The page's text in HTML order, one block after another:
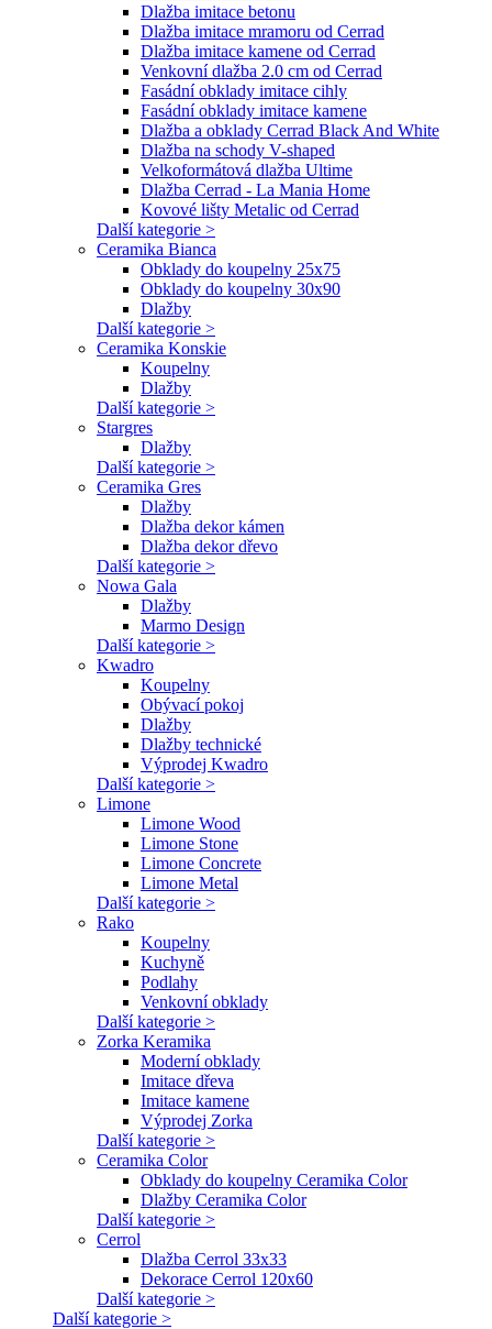
Dlažba imitace betonu
Dlažba imitace mramoru od Cerrad
Dlažba imitace kamene od Cerrad
Venkovní dlažba 2.0 cm od Cerrad
Fasádní obklady imitace cihly
Fasádní obklady imitace kamene
Dlažba a obklady Cerrad Black And White
Dlažba na schody V-shaped
Velkoformátová dlažba Ultime
Dlažba Cerrad - La Mania Home
Kovové lišty Metalic od Cerrad
Další kategorie >
Ceramika Bianca
Obklady do koupelny 25x75
Obklady do koupelny 30x90
Dlažby
Další kategorie >
Ceramika Konskie
Koupelny
Dlažby
Další kategorie >
Stargres
Dlažby
Další kategorie >
Ceramika Gres
Dlažby
Dlažba dekor kámen
Dlažba dekor dřevo
Další kategorie >
Nowa Gala
Dlažby
Marmo Design
Další kategorie >
Kwadro
Koupelny
Obývací pokoj
Dlažby
Dlažby technické
Výprodej Kwadro
Další kategorie >
Limone
Limone Wood
Limone Stone
Limone Concrete
Limone Metal
Další kategorie >
Rako
Koupelny
Kuchyně
Podlahy
Venkovní obklady
Další kategorie >
Zorka Keramika
Moderní obklady
Imitace dřeva
Imitace kamene
Výprodej Zorka
Další kategorie >
Ceramika Color
Obklady do koupelny Ceramika Color
Dlažby Ceramika Color
Další kategorie >
Cerrol
Dlažba Cerrol 33x33
Dekorace Cerrol 120x60
Další kategorie >
Další kategorie >